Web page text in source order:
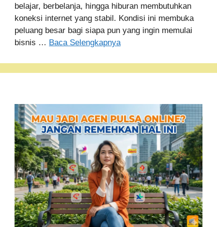
belajar, berbelanja, hingga hiburan membutuhkan
koneksi internet yang stabil. Kondisi ini membuka
peluang besar bagi siapa pun yang ingin memulai
bisnis … Baca Selengkapnya